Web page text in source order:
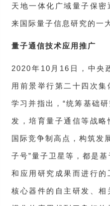
天地一体化广域量子保
来国际量子信息研究的一
量子通信技术应用推广
2020年10月16日，中央
用前景举行第二十四次
学习并指出，“统筹基础
发，培育量子通信等战
国际竞争制高点，构筑发
子号”量子卫星等，都是
和应用研究成果而进行的
核心器件的自主研发、